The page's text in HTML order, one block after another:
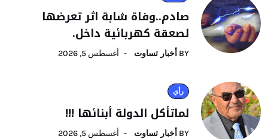
صادم..وفاة شابة اثر تعرضها
لصعقة كهربائية داخل.
BY أخبار تساوت أغسطس 5, 2026
رأي
لماتأكل الدولة أبنائها !!!
BY أخبار تساوت أغسطس 5, 2026